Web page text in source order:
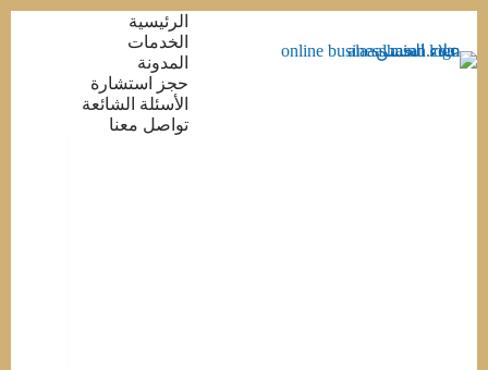
المحتوى
الرئيسية
الخدمات
المدونة
حجز استشارة
الأسئلة الشائعة
تواصل معنا